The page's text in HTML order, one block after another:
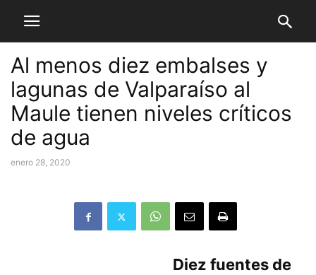
Al menos diez embalses y
lagunas de Valparaíso al
Maule tienen niveles críticos
de agua
enero 28, 2020
Diez fuentes de